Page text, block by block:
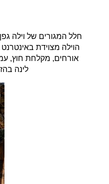
חלל המגורים של וילה
הוילה מצוידת
לינה בהזמנה מראש